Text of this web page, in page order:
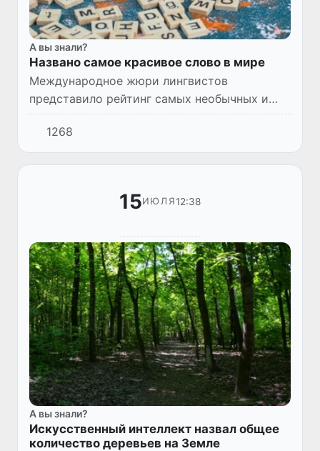
А вы знали?
Названо самое красивое слово в мире
Международное жюри лингвистов
представило рейтинг самых необычных и
красивых слов мира. Первое место в нем
заняло слово «кайтиакитанга» (kaitiakitanga)
из языка маори, которое озна...
1268
15ИЮЛЯ12:38
А вы знали?
Искусственный интеллект назвал общее
количество деревьев на Земле